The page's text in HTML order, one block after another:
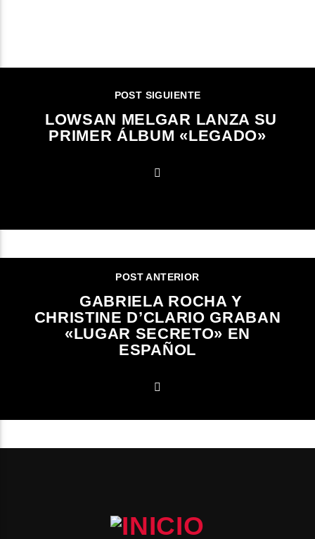
POST SIGUIENTE
LOWSAN MELGAR LANZA SU
PRIMER ÁLBUM «LEGADO»
POST ANTERIOR
GABRIELA ROCHA Y
CHRISTINE D’CLARIO GRABAN
«LUGAR SECRETO» EN
ESPAÑOL